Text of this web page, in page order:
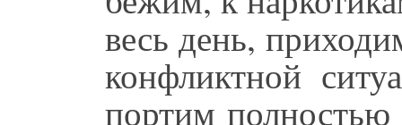
весь день,
конфликтной
портим